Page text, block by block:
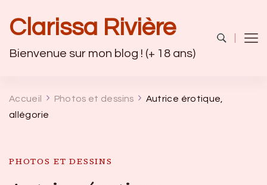
Clarissa Rivière
Bienvenue sur mon blog ! (+ 18 ans)
Accueil Photos et dessins
Autrice érotique,
allégorie
PHOTOS ET DESSINS